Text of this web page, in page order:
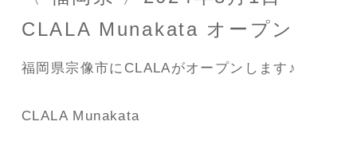
CLALA Munakata オープン
福岡県宗像市にCLALAがオープンします♪
CLALA Munakata